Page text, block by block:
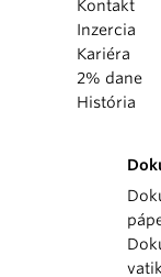
Kontakt
Inzercia
Kariéra
2% dane
História